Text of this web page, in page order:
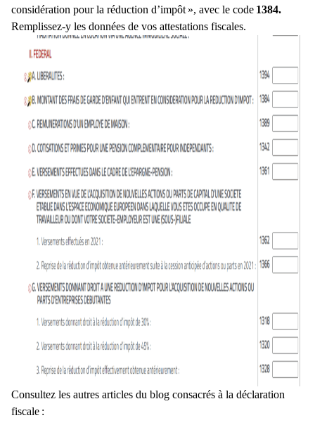
considération pour la réduction d’impôt », avec le code 1384.
Remplissez-y les données de vos attestations fiscales.
Consultez les autres articles du blog consacrés à la déclaration
fiscale :